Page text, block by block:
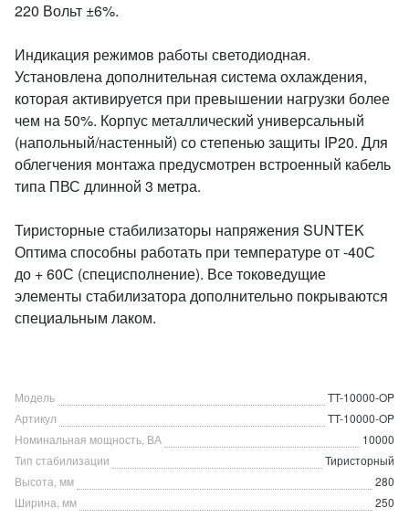
220 Вольт ±6%.
Индикация режимов работы светодиодная.
Установлена дополнительная система охлаждения,
которая активируется при превышении нагрузки более
чем на 50%. Корпус металлический универсальный
(напольный/настенный) со степенью защиты IP20. Для
облегчения монтажа предусмотрен встроенный кабель
типа ПВС длинной 3 метра.
Тиристорные стабилизаторы напряжения SUNTEK
Оптима способны работать при температуре от -40С
до + 60С (специсполнение). Все токоведущие
элементы стабилизатора дополнительно покрываются
специальным лаком.
Модель
TT-10000-OP
Артикул
TT-10000-OP
Номинальная мощность, ВА
10000
Тип стабилизации
Тиристорный
Высота, мм
280
Ширина, мм
250